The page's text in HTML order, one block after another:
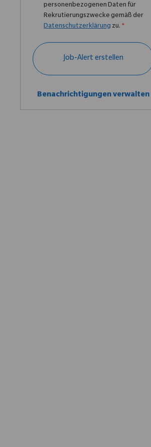
personenbezogenen Daten für
Rekrutierungszwecke gemäß der
Datenschutzerklärung zu. *
Job-Alert erstellen
Benachrichtigungen verwalten